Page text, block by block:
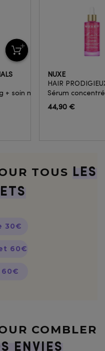
+ soin miracle revitalisant
NUXE
HAIR
Sérum
44,90 €
TOUS LES
30€
60€
60€
COMBLER
ENVIES